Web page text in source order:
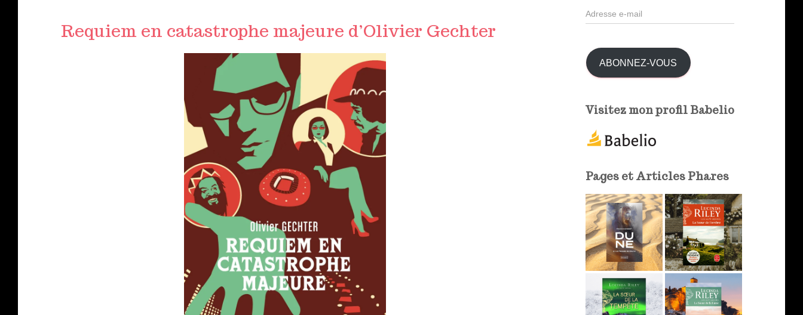
Requiem en catastrophe majeure d’Olivier Gechter
:
A
d
s
s
a
ABONNEZ-VOUS
Visitez mon profil Babelio
Pages et Articles Phares